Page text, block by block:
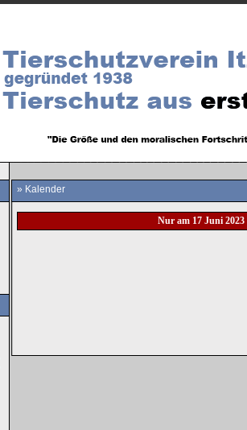
» Kalender
Nur am 17 Juni 2023